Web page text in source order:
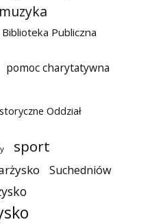
muzyka
Publiczna
pomoc charytatywna
Oddział
sport
Suchedniów